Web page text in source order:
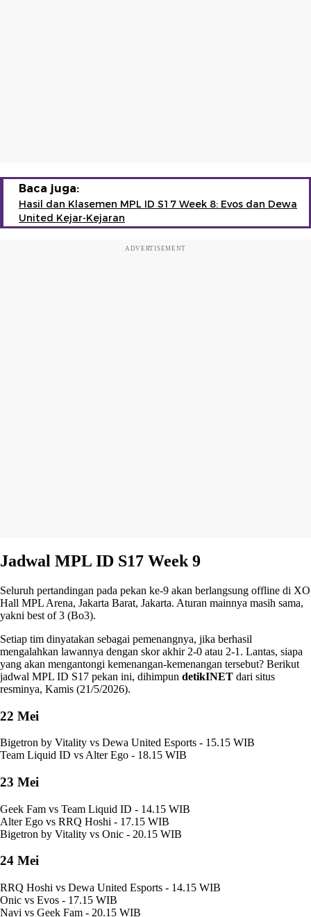
Baca juga:
Hasil dan Klasemen MPL ID S17 Week 8: Evos dan Dewa
United Kejar-Kejaran
ADVERTISEMENT
Jadwal MPL ID S17 Week 9
Seluruh pertandingan pada pekan ke-9 akan berlangsung offline di XO
Hall MPL Arena, Jakarta Barat, Jakarta. Aturan mainnya masih sama,
yakni best of 3 (Bo3).
Setiap tim dinyatakan sebagai pemenangnya, jika berhasil
mengalahkan lawannya dengan skor akhir 2-0 atau 2-1. Lantas, siapa
yang akan mengantongi kemenangan-kemenangan tersebut? Berikut
jadwal MPL ID S17 pekan ini, dihimpun detikINET dari situs
resminya, Kamis (21/5/2026).
22 Mei
Bigetron by Vitality vs Dewa United Esports - 15.15 WIB
Team Liquid ID vs Alter Ego - 18.15 WIB
23 Mei
Geek Fam vs Team Liquid ID - 14.15 WIB
Alter Ego vs RRQ Hoshi - 17.15 WIB
Bigetron by Vitality vs Onic - 20.15 WIB
24 Mei
RRQ Hoshi vs Dewa United Esports - 14.15 WIB
Onic vs Evos - 17.15 WIB
Navi vs Geek Fam - 20.15 WIB